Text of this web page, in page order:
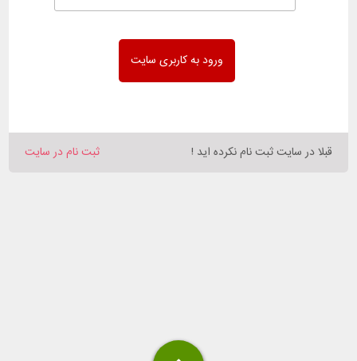
قبلا در سایت ثبت نام نکرده اید ! ثبت نام در سایت